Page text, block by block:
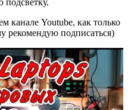
канале Youtube, как только
рекомендую подписаться)